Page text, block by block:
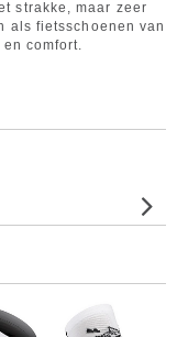
strakke, maar zeer
als fietsschoenen van
comfort.